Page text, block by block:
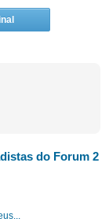
do Forum 2